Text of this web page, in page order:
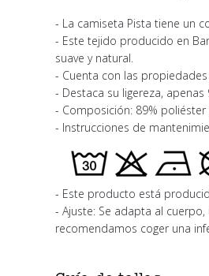
- La camiseta Pista tiene un
- Este tejido producido en
suave y natural.
- Cuenta con las
- Destaca su ligereza, apenas
- Composición: 89% poliéster
- Instrucciones de
- Este producto está
- Ajuste: Se adapta al
recomendamos coger una